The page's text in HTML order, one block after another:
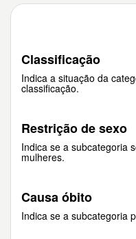
Classificação
Indica a situação da
classificação.
Restrição de sexo
Indica se a subcategoria
mulheres.
Causa óbito
Indica se a subcategoria